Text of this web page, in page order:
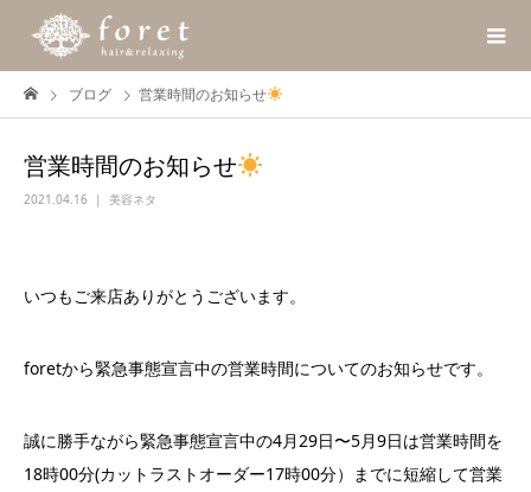
ブログ 営業時間のお知らせ
営業時間のお知らせ
2021.04.16 美容ネタ
いつもご来店ありがとうございます。
foretから緊急事態宣言中の営業時間についてのお知らせです。
誠に勝手ながら緊急事態宣言中の4月29日〜5月9日は営業時間を
18時00分(カットラストオーダー17時00分）までに短縮して営業